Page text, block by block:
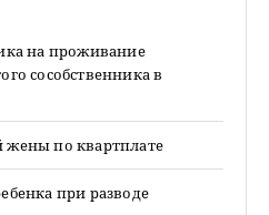
на проживание
сособственника в
по квартплате
при разводе